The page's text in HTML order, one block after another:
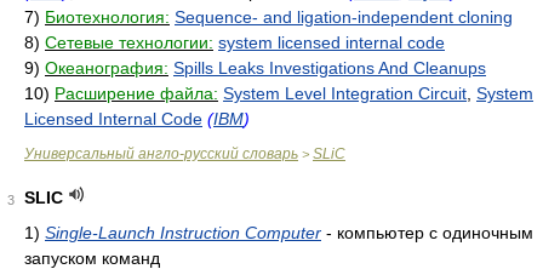
7) Биотехнология: Sequence- and ligation-independent cloning
8) Сетевые технологии: system licensed internal code
9) Океанография: Spills Leaks Investigations And Cleanups
10) Расширение файла: System Level Integration Circuit System
Licensed Internal Code (IBM)
Универсальный англо-русский словарь > SLiC
3
SLIC
1) Single-Launch Instruction Computer - компьютер с одиночным
запуском команд